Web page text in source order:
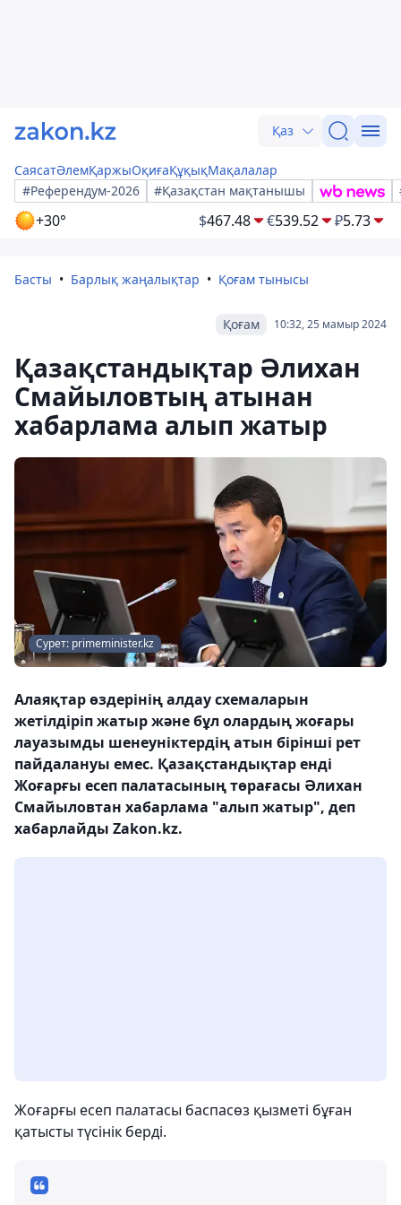
Қаз
СаясатӘлемҚаржыОқиғаҚұқықМақалалар
#Референдум-2026
#Қазақстан мақтанышы
+30° $467.48 €539.52 ₽5.73
Басты Барлық жаңалықтар Қоғам тынысы
10:32, 25 мамыр 2024
Қоғам
Қазақстандықтар Әлихан
Смайыловтың атынан
хабарлама алып жатыр
Сурет: primeminister.kz
Алаяқтар өздерінің алдау схемаларын
жетілдіріп жатыр және бұл олардың жоғары
лауазымды шенеуніктердің атын бірінші рет
пайдалануы емес. Қазақстандықтар енді
Жоғарғы есеп палатасының төрағасы Әлихан
Смайыловтан хабарлама "алып жатыр", деп
хабарлайды Zakon.kz.
Жоғарғы есеп палатасы баспасөз қызметі бұған
қатысты түсінік берді.